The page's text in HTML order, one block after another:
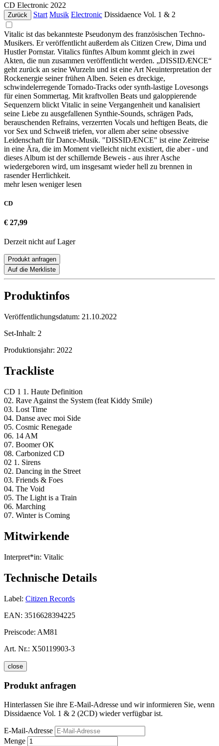
CD Electronic 2022
Zurück Start Musik Electronic Dissidaence Vol. 1 & 2
Vitalic ist das bekannteste Pseudonym des französischen Techno-
Musikers. Er veröffentlicht außerdem als Citizen Crew, Dima und
Hustler Pornstar. Vitalics fünftes Album kommt gleich in zwei
Akten, die nun zusammen veröffentlicht werden. „DISSIDÆNCE“
geht zurück an seine Wurzeln und ist eine Art Neuinterpretation der
Rockenergie seiner frühen Alben. Seien es dreckige,
schwindelerregende Tornado-Tracks oder synth-lastige Lovesongs
für einen Sommertag. Mit kraftvollen Beats und galoppierende
Sequenzern blickt Vitalic in seine Vergangenheit und kanalisiert
seine Liebe zu ausgefallenen Synthie-Sounds, schrägen Pads,
berauschenden Refrains, verzerrten Vocals und heftigen Beats, die
vor Sex und Schweiß triefen, vor allem aber seine obsessive
Leidenschaft für Dance-Musik. "DISSIDÆNCE" ist eine Zeitreise
in eine Ära, die im Moment vielleicht nicht existiert, die aber - und
dieses Album ist der schillernde Beweis - aus ihrer Asche
wiedergeboren wird, um insgesamt wieder hell zu brennen in
rasender Herrlichkeit.
mehr lesen weniger lesen
CD
€ 27,99
Derzeit nicht auf Lager
Produkt anfragen
Auf die Merkliste
Produktinfos
Veröffentlichungsdatum: 21.10.2022
Set-Inhalt: 2
Produktionsjahr: 2022
Trackliste
CD 1 1. Haute Definition
02. Rave Against the System (feat Kiddy Smile)
03. Lost Time
04. Danse avec moi Side
05. Cosmic Renegade
06. 14 AM
07. Boomer OK
08. Carbonized CD
02 1. Sirens
02. Dancing in the Street
03. Friends & Foes
04. The Void
05. The Light is a Train
06. Marching
07. Winter is Coming
Mitwirkende
Interpret*in: Vitalic
Technische Details
Label: Citizen Records
EAN: 3516628394225
Preiscode: AM81
Art. Nr.: X50119903-3
close
Produkt anfragen
Hinterlassen Sie ihre E-Mail-Adresse und wir informieren Sie, wenn
Dissidaence Vol. 1 & 2 (2CD) wieder verfügbar ist.
E-Mail-Adresse
Menge